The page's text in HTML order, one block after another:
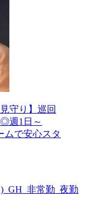
守り】巡回
週1日～
ムで安心スタ
非常勤_夜勤